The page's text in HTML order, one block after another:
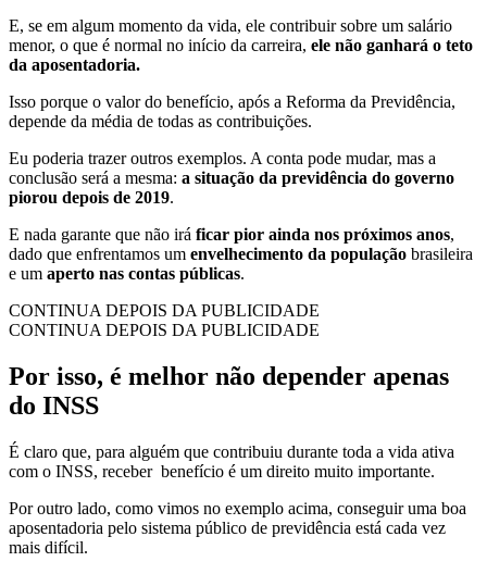
E, se em algum momento da vida, ele contribuir sobre um salário
menor, o que é normal no início da carreira, ele não ganhará o teto
da aposentadoria.
Isso porque o valor do benefício, após a Reforma da Previdência,
depende da média de todas as contribuições.
Eu poderia trazer outros exemplos. A conta pode mudar, mas a
conclusão será a mesma: a situação da previdência do governo
piorou depois de 2019.
E nada garante que não irá ficar pior ainda nos próximos anos,
dado que enfrentamos um envelhecimento da população brasileira
e um aperto nas contas públicas.
CONTINUA DEPOIS DA PUBLICIDADE
CONTINUA DEPOIS DA PUBLICIDADE
Por isso, é melhor não depender apenas
do INSS
É claro que, para alguém que contribuiu durante toda a vida ativa
com o INSS, receber benefício é um direito muito importante.
Por outro lado, como vimos no exemplo acima, conseguir uma boa
aposentadoria pelo sistema público de previdência está cada vez
mais difícil.